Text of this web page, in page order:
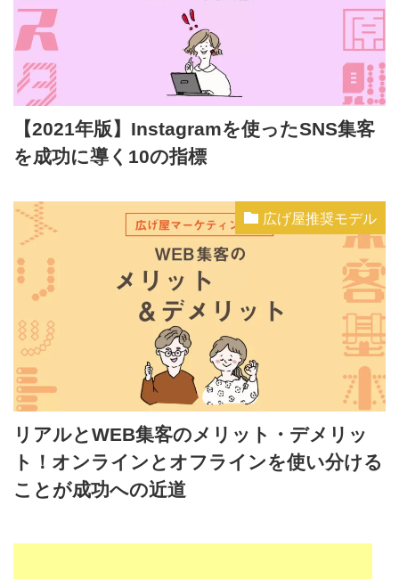
【2021年版】Instagramを使ったSNS集客
を成功に導く10の指標
広げ屋推奨モデル
リアルとWEB集客のメリット・デメリッ
ト！オンラインとオフラインを使い分ける
ことが成功への近道